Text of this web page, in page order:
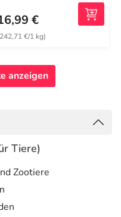
€
€/1 kg)
anzeigen
Tiere)
Zootiere